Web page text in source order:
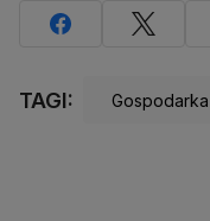
TAGI: Gospodarka